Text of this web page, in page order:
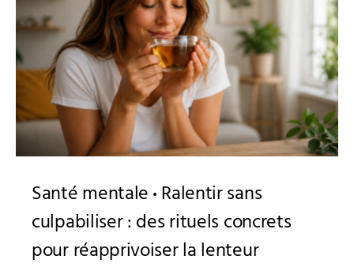
Santé mentale Ralentir sans
culpabiliser : des rituels concrets
pour réapprivoiser la lenteur